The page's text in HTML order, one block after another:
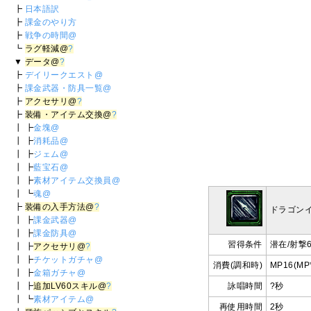
ドラゴン
習得条件 潜在/射撃
消費(調和時)
詠唱時間 ?秒
再使用時間 2秒
┣ 日本語訳
┣ 課金のやり方
┣ 戦争の時間@
┗ ラグ軽減@?
▼ データ@?
┣ デイリークエスト@
┣ 課金武器・防具一覧@
┣ アクセサリ@?
┣ 装備・アイテム交換@?
┃ ┣金塊@
┃ ┣消耗品@
┃ ┣ジェム@
┃ ┣藍宝石@
┃ ┣素材アイテム交換員@
┃ ┗魂@
┣ 装備の入手方法@?
┃ ┣課金武器@
┃ ┣課金防具@
┃ ┣アクセサリ@?
┃ ┣チケットガチャ@
┃ ┣金箱ガチャ@
┃ ┣追加LV60スキル@?
┃ ┗素材アイテム@